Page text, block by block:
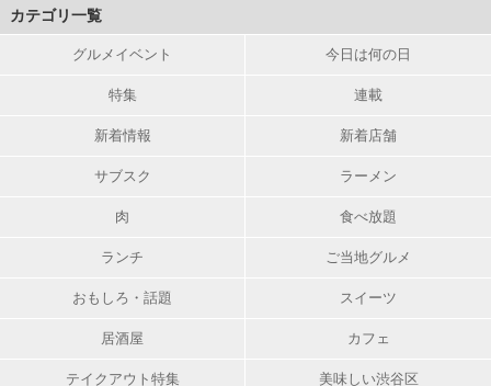
カテゴリ一覧
グルメイベント 今日は何の日
特集 連載
新着情報 新着店舗
サブスク ラーメン
肉 食べ放題
ランチ ご当地グルメ
おもしろ・話題 スイーツ
居酒屋 カフェ
テイクアウト特集 美味しい渋谷区